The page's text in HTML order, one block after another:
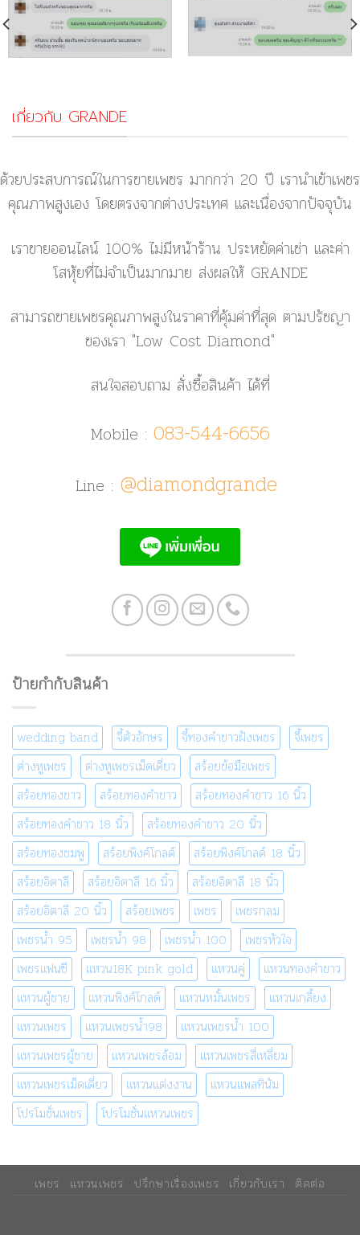
เกี่ยวกับ GRANDE
ด้วยประสบการณ์ในการขายเพชร มากกว่า 20 ปี เรานำเข้าเพชร
คุณภาพสูงเอง โดยตรงจากต่างประเทศ และเนื่องจากปัจจุบัน
เราขายออนไลน์ 100% ไม่มีหน้าร้าน ประหยัดค่าเช่า และค่า
โสหุ้ยที่ไม่จำเป็นมากมาย ส่งผลให้ GRANDE
สามารถขายเพชรคุณภาพสูงในราคาที่คุ้มค่าที่สุด ตามปรัชญา
ของเรา "Low Cost Diamond"
สนใจสอบถาม สั่งซื้อสินค้า ได้ที่
Mobile : 083-544-6656
Line : @diamondgrande
ป้ายกำกับสินค้า
wedding band จี้ตัวอักษร จี้ทองคำขาวฝังเพชร
จี้เพชร
ต่างหูเพชร
ต่างหูเพชรเม็ดเดี่ยว
สร้อยข้อมือเพชร
สร้อยทองขาว
สร้อยทองคำขาว
สร้อยทองคำขาว 16 นิ้ว
สร้อยทองคำขาว 18 นิ้ว
สร้อยทองคำขาว 20 นิ้ว
สร้อยทองชมพู
สร้อยพิงค์โกลด์
สร้อยพิงค์โกลด์ 18 นิ้ว
สร้อยอิตาลี
สร้อยอิตาลี 16 นิ้ว
สร้อยอิตาลี 18 นิ้ว
สร้อยอิตาลี 20 นิ้ว
สร้อยเพชร เพชร
เพชรกลม
เพชรน้ำ 95
เพชรน้ำ 98 เพชรน้ำ 100
เพชรหัวใจ
เพชรแฟนซี
แหวน18K pink gold แหวนคู่
แหวนทองคำขาว
แหวนผู้ชาย
แหวนพิงค์โกลด์ แหวนหมั้นเพชร
แหวนเกลี้ยง
แหวนเพชร
แหวนเพชรน้ำ98
แหวนเพชรน้ำ 100
แหวนเพชรผู้ชาย
แหวนเพชรล้อม
แหวนเพชรสี่เหลี่ยม
แหวนเพชรเม็ดเดี่ยว
แหวนแต่งงาน
แหวนแพลทินัม
โปรโมชั่นเพชร
โปรโมชั่นแหวนเพชร
เพชร แหวนเพชร ปรึกษาเรื่องเพชร เกี่ยวกับเรา ติดต่อ